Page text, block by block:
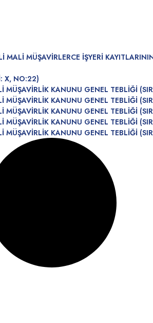
MÜŞAVİRLERCE İŞYERİ
X, NO:22)
MÜŞAVİRLİK KANUNU GENEL TEBLİĞİ
MÜŞAVİRLİK KANUNU GENEL TEBLİĞİ
MÜŞAVİRLİK KANUNU GENEL TEBLİĞİ
MÜŞAVİRLİK KANUNU GENEL TEBLİĞİ
MÜŞAVİRLİK KANUNU GENEL TEBLİĞİ